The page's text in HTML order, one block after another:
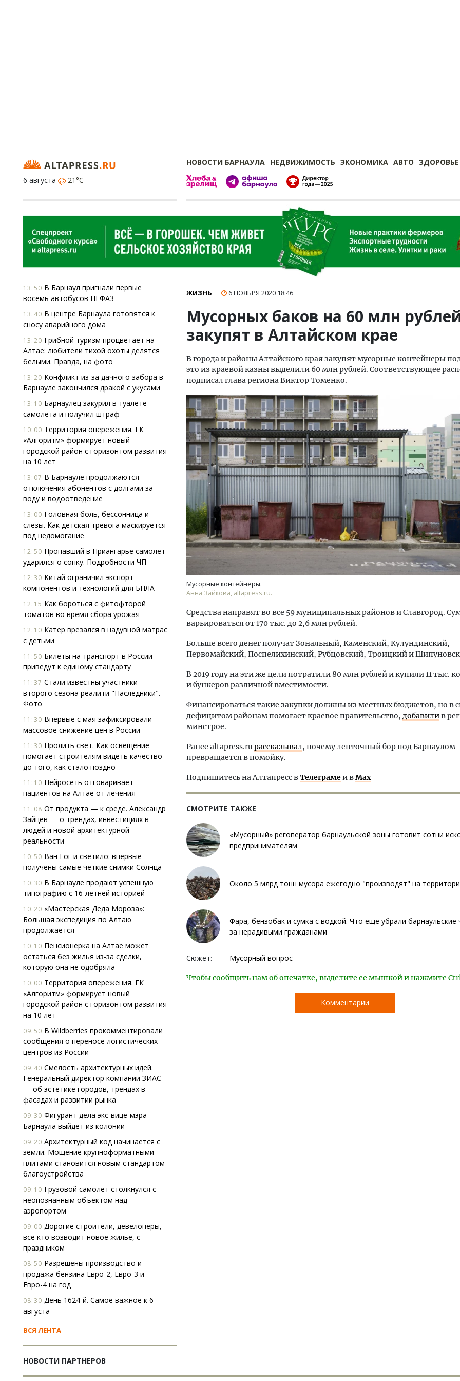
НОВОСТИ БАРНАУЛА НЕДВИЖИМОСТЬ ЭКОНОМИКА АВТО ЗДОРОВЬЕ
6 августа
21°C
13:50 В Барнаул пригнали первые
восемь автобусов НЕФАЗ
13:40 В центре Барнаула готовятся к
сносу аварийного дома
13:20 Грибной туризм процветает на
Алтае: любители тихой охоты делятся
белыми. Правда, на фото
13:20 Конфликт из-за дачного забора в
Барнауле закончился дракой с укусами
13:10 Барнаулец закурил в туалете
самолета и получил штраф
10:00 Территория опережения. ГК
«Алгоритм» формирует новый
городской район с горизонтом развития
на 10 лет
13:07 В Барнауле продолжаются
отключения абонентов с долгами за
воду и водоотведение
13:00 Головная боль, бессонница и
слезы. Как детская тревога маскируется
под недомогание
12:50 Пропавший в Приангарье самолет
ударился о сопку. Подробности ЧП
12:30 Китай ограничил экспорт
компонентов и технологий для БПЛА
12:15 Как бороться с фитофторой
томатов во время сбора урожая
12:10 Катер врезался в надувной матрас
с детьми
11:50 Билеты на транспорт в России
приведут к единому стандарту
11:37 Стали известны участники
второго сезона реалити "Наследники".
Фото
11:30 Впервые с мая зафиксировали
массовое снижение цен в России
11:30 Пролить свет. Как освещение
помогает строи­телям видеть качество
до того, как стало поздно
11:10 Нейросеть отговаривает
пациентов на Алтае от лечения
11:08 От продукта — к среде. Александр
Зайцев — о трендах, инвестициях в
людей и новой архитектурной
реальности
10:50 Ван Гог и светило: впервые
получены самые четкие снимки Солнца
10:30 В Барнауле продают успешную
типографию с 16-летней историей
10:20 «Мастерская Деда Мороза»:
Большая экспедиция по Алтаю
продолжается
10:10 Пенсионерка на Алтае может
остаться без жилья из-за сделки,
которую она не одобряла
10:00 Территория опережения. ГК
«Алгоритм» формирует новый
городской район с горизонтом развития
на 10 лет
09:50 В Wildberries прокомментировали
сообщения о переносе логистических
центров из России
09:40 Смелость архитектурных идей.
Генеральный директор компании ЗИАС
— об эстетике городов, трендах в
фасадах и развитии рынка
09:30 Фигурант дела экс-вице-мэра
Барнаула выйдет из колонии
09:20 Архитектурный код начинается с
земли. Мощение крупноформатными
плитами становится новым стандартом
благоустройства
09:10 Грузовой самолет столкнулся с
неопознанным объектом над
аэропортом
09:00 Дорогие строители, девелоперы,
все кто возводит новое жилье, с
праздником
08:50 Разрешены производство и
продажа бензина Евро-2, Евро-3 и
Евро-4 на год
08:30 День 1624-й. Самое важное к 6
августа
ВСЯ ЛЕНТА
НОВОСТИ ПАРТНЕРОВ
ЖИЗНЬ 6 НОЯБРЯ 2020 18:46
Мусорных баков на 60 млн
закупят в Алтайском крае
В города и районы Алтайского края закупят мусорные контейнеры
это из краевой казны выделили 60 млн рублей. Соответствующее
подписал глава региона Виктор Томенко.
Мусорные контейнеры.
Анна Зайкова, altapress.ru.
Средства направят во все 59 муниципальных районов и Славгород.
варьироваться от 170 тыс. до 2,6 млн рублей.
Больше всего денег получат Зональный, Каменский, Кулундинский,
Первомайский, Поспелихинский, Рубцовский, Троицкий и
В 2019 году на эти же цели потратили 80 млн рублей и купили 11 тыс.
и бункеров различной вместимости.
Финансироваться такие закупки должны из местных бюджетов, но в
дефицитом районам помогает краевое правительство, добавилив
минстрое.
Ранее altapress.ruрассказывал, почему ленточный бор под Барнаулом
превращается в помойку.
Подпишитесь на Алтапресс вТелеграмеи вMax
СМОТРИТЕ ТАКЖЕ
«Мусорный» регоператор барнаульской зоны готовит сотни
предпринимателям
Около 5 млрд тонн мусора ежегодно "производят" на
Фара, бензобак и сумка с водкой. Что еще убрали барнаульские
за нерадивыми гражданами
Сюжет: Мусорный вопрос
Чтобы сообщить нам об опечатке, выделите ее мышкой и нажмите
Комментарии
Смелость архитектурных идей.
Генеральный директор компании
ЗИАС — об эстетике городов,
трендах в фасадах и развитии рынка
СТРОИТЕЛЬСТВО
Двухуровневые номера и
Каким будет новый
«Белкур» в Белокурихе